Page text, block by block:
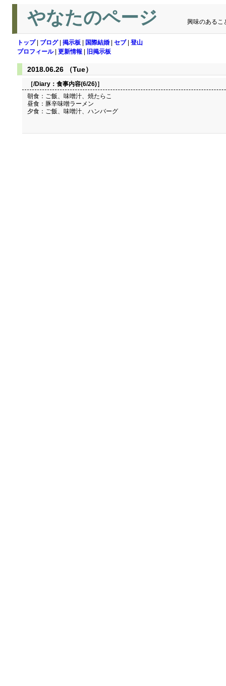
やなたのページ 興味のあるこ
トップ| ブログ| 掲示板 国際結婚 セブ| 登山
プロフィール| 更新情報 旧掲示板
2018.06.26 （Tue）
［/Diary： 食事内容(6/26)］
朝食：ご飯、味噌汁、焼たらこ
昼食：豚辛味噌ラーメン
夕食：ご飯、味噌汁、ハンバーグ